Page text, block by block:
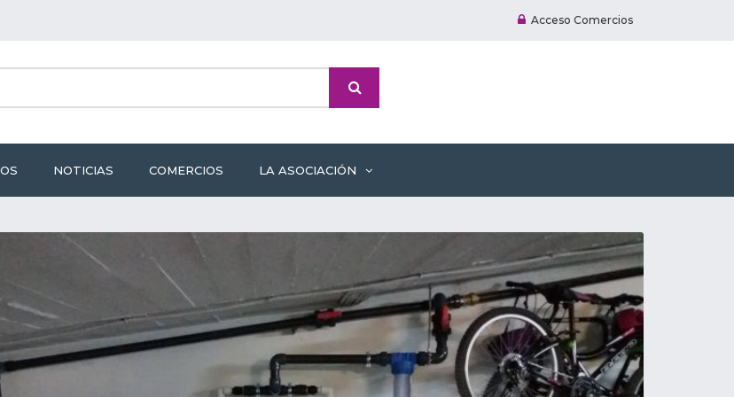
Acceso Comercios
NOTICIAS COMERCIOS LA ASOCIACIÓN